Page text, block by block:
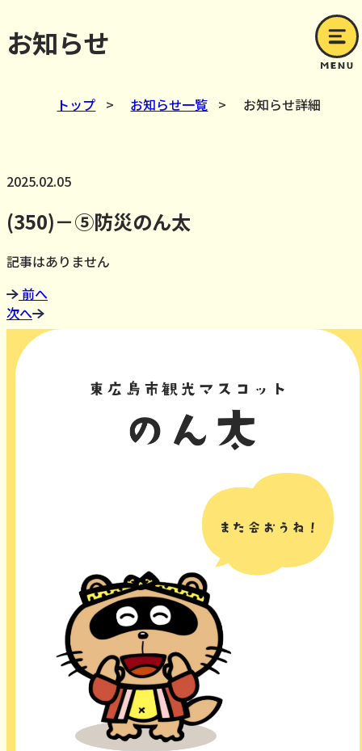
お知らせ
トップ > お知らせ一覧 > お知らせ詳細
2025.02.05
(350)－⑤防災のん太
記事はありません
前へ
次へ